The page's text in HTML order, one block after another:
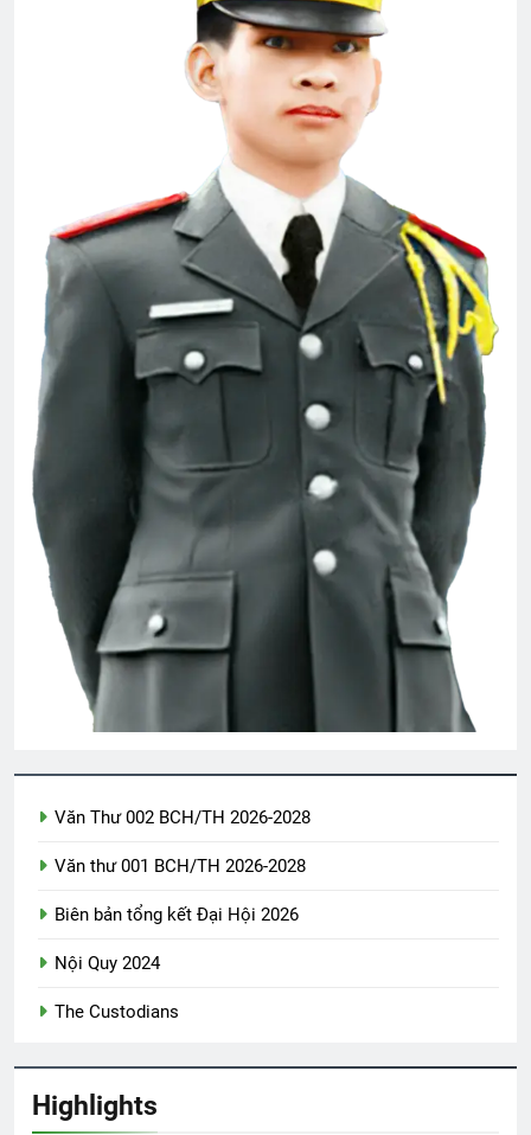
CSVSQ Phạm Tuấn K20
2 Years Ago
Đoản Ca Xuân
2 Years Ago
Tân Khóa Sinh TVBQGVN
2 Years Ago
Thăm QP Lâm Quy Tiên K12
2 Years Ago
Video ĐHĐKVBTC 2024
2 Years Ago
Thông tin về ĐH ĐK VB TC 2024
2 Years Ago
CSVSQ Nguyễn Văn Long K22
2 Years Ago
Thăm CSVSQ Nguyễn Minh Quan K17
How to copy an image on internet?
2 Years Ago 2 Years Ago
Văn Thư 002 BCH/TH 2026-2028
Văn thư 001 BCH/TH 2026-2028
Biên bản tổng kết Đại Hội 2026
Nội Quy 2024
The Custodians
Highlights